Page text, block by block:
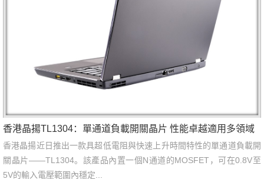
香港晶揚TL1304：單通道負載開關晶片 性能卓越適用多領域
香港晶揚近日推出一款具超低電阻與快速上升時間特性的單通道負載開
關晶片——TL1304。該產品內置一個N通道的MOSFET，可在0.8V至
5V的輸入電壓範圍內穩定...